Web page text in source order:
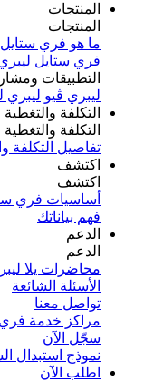
المنتجات
المنتجات
ما هو فري
فري ستايل ليبري 2
التطبيقات
ليبري ڤيو ليبري
التكلفة والتغطية
التكلفة والتغطية
تفاصيل التكلفة
اكتشف​
اكتشف​
أساسيات فري
فهم بياناتك
الدعم
الدعم
محاضرات يلا
الأسئلة الشائعة
تواصل معنا
مراكز خدمة
سجّل الآن​
نموذج استبدال
اطلب الآن